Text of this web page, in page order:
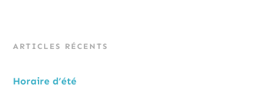
ARTICLES RÉCENTS
Horaire d’été